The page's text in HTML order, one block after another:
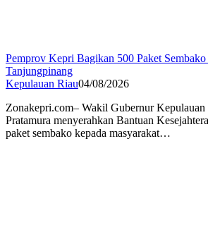
Pemprov Kepri Bagikan 500 Paket
Tanjungpinang
Kepulauan Riau04/08/2026
Zonakepri.com– Wakil Gubernur
Pratamura menyerahkan Bantuan
paket sembako kepada masyarakat…